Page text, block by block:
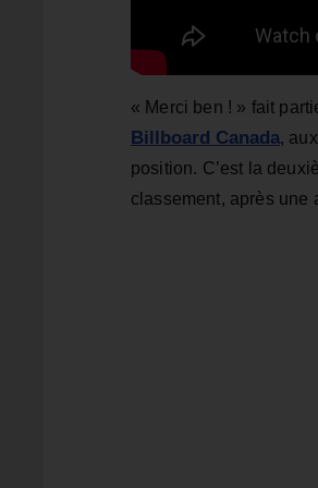
« Merci ben ! » fait
Billboard Canada,
position. C’est la
classement, après une